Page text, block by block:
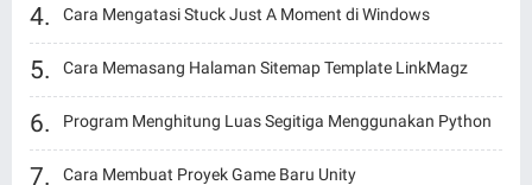
Cara Mengatasi Stuck Just A Moment di Windows
Cara Memasang Halaman Sitemap Template LinkMagz
Program Menghitung Luas Segitiga Menggunakan Python
Cara Membuat Proyek Game Baru Unity